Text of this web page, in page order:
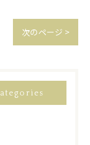
次のページ >